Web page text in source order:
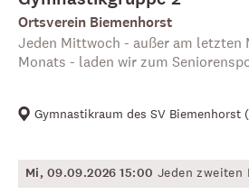
Ortsverein Biemenhorst
Jeden Mittwoch - außer am letzten
Monats - laden wir zum
Gymnastikraum des SV Biemenhorst (
Mi, 09.09.2026 15:00 Jeden zweiten